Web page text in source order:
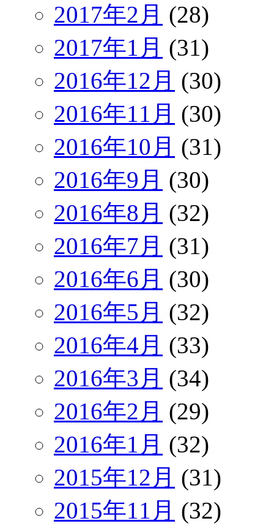
2017年2月 (28)
2017年1月 (31)
2016年12月 (30)
2016年11月 (30)
2016年10月 (31)
2016年9月 (30)
2016年8月 (32)
2016年7月 (31)
2016年6月 (30)
2016年5月 (32)
2016年4月 (33)
2016年3月 (34)
2016年2月 (29)
2016年1月 (32)
2015年12月 (31)
2015年11月 (32)